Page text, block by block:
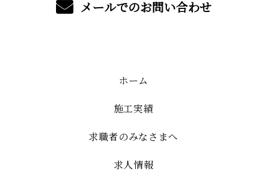
メールでのお問い合わせ
ホーム
施工実績
求職者のみなさまへ
求人情報